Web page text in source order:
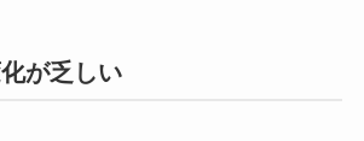
が乏しい